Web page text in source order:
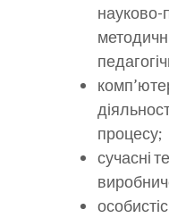
науково-
процесу;
сучасні